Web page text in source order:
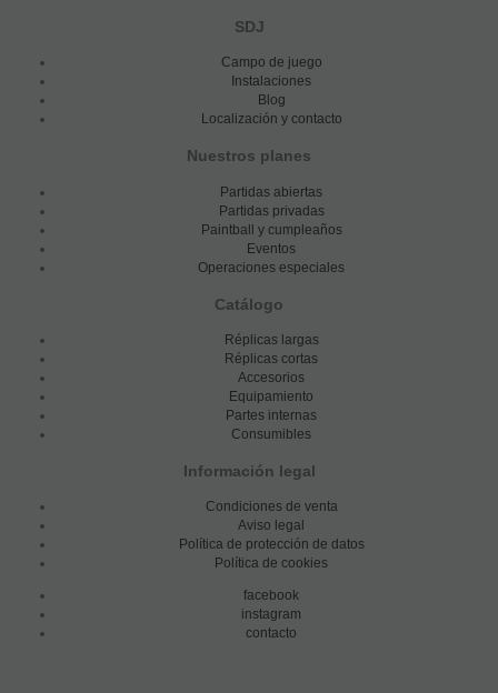
SDJ
Campo de juego
Instalaciones
Blog
Localización y contacto
Nuestros planes
Partidas abiertas
Partidas privadas
Paintball y cumpleaños
Eventos
Operaciones especiales
Catálogo
Réplicas largas
Réplicas cortas
Accesorios
Equipamiento
Partes internas
Consumibles
Información legal
Condiciones de venta
Aviso legal
Política de protección de datos
Política de cookies
facebook
instagram
contacto